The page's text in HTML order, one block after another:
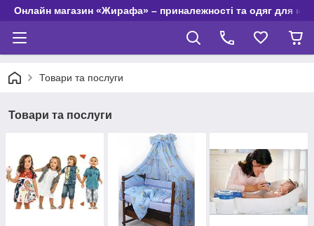
Онлайн магазин «Жирафа» – приналежності та одяг для
Товари та послуги
Товари та послуги